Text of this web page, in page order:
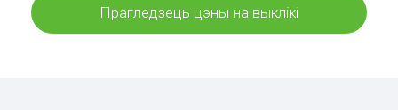
Прагледзець цэны на выклікі